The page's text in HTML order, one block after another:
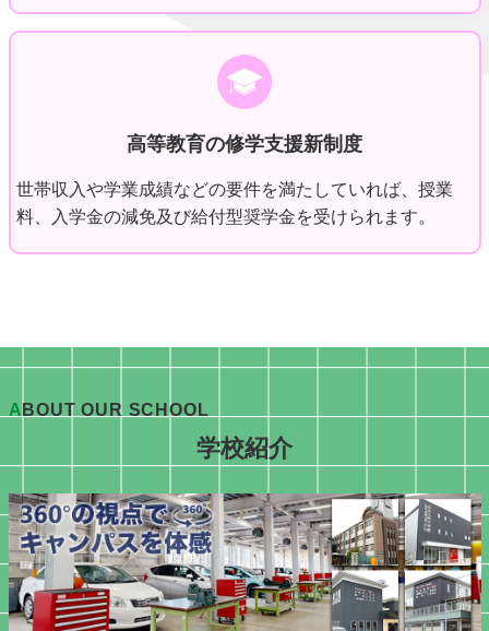
高等教育の修学支援新制度
世帯収入や学業成績などの要件を満たしていれば、授業
料、入学金の減免及び給付型奨学金を受けられます。
A BOUT OUR SCHOOL
学校紹介